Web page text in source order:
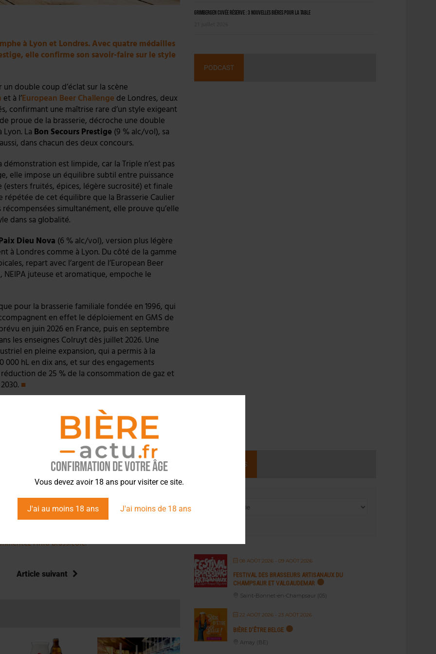
Confirmation de votre âge
Vous devez avoir 18 ans pour visiter ce site.
J'ai au moins 18 ans J'ai moins de 18 ans
à Lyon et Londres. Avec quatre médailles
elle confirme son savoir-faire sur le style
double coup d’éclat sur la scène
et à l’European Beer Challenge de Londres, deux
confirmant une maîtrise rare d’un style exigeant
proue de la brasserie, décroche une double
Lyon. La Bon Secours Prestige (9 % alc/vol), sa
dans chacun des deux concours.
est limpide, car la Triple n’est pas
elle impose un équilibre subtil entre puissance
fruités, épices, légère sucrosité) et finale
répétée de cet équilibre que la Brasserie Caulier
simultanément, elle prouve qu’elle
dans sa globalité.
Dieu Nova (6 % alc/vol), version plus légère
à Londres comme à Lyon. Du côté de la gamme
repart avec l’argent de l’European Beer
juteuse et aromatique, empoche le
pour la brasserie familiale fondée en 1996, qui
en effet le déploiement en GMS de
en juin 2026 en France, puis en septembre
les enseignes Colruyt dès juillet 2026. Une
en pleine expansion, qui a permis à la
hL en dix ans, et sur des engagements
de 25 % de la consommation de gaz et
■
Malcurat entre dans l’univers de la bière en 2018 avec
. En juillet 2020, il lance Bière Actu
à trois voix : journalistes, experts et
l’info brassicole.
Article suivant
Grimbergen Cuvée Réserve : 3 nouvelles bières pour la table
PODCAST
ÉVÉNEMENTS
08 AOÛT 2026 - 09 AOÛT 2026
FESTIVAL DES BRASSEURS ARTISANAUX DU
CHAMPSAUR ET VALGAUDEMAR
Saint-Bonnet-en-Champsaur (05)
22 AOÛT 2026 - 23 AOÛT 2026
BIÈRE D’ÊTRE BELGE
Amay (BE)